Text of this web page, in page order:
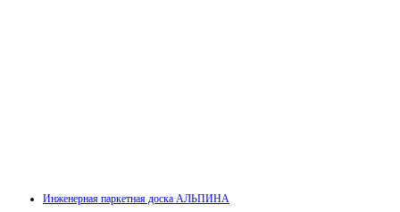
Инженерная паркетная доска АЛЬПИНА